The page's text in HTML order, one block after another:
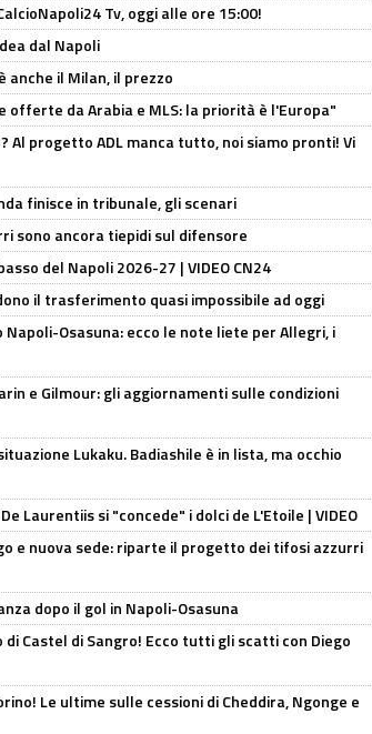
Tv, oggi alle ore 15:00!
dal Napoli
anche il Milan, il prezzo
offerte da Arabia e MLS: la priorità è l'Europa"
Al progetto ADL manca tutto, noi siamo pronti! Vi
finisce in tribunale, gli scenari
sono ancora tiepidi sul difensore
del Napoli 2026-27 | VIDEO CN24
il trasferimento quasi impossibile ad oggi
Osasuna: ecco le note liete per Allegri, i
e Gilmour: gli aggiornamenti sulle condizioni
Lukaku. Badiashile è in lista, ma occhio
Laurentiis si "concede" i dolci de L'Etoile | VIDEO
e nuova sede: riparte il progetto dei tifosi azzurri
dopo il gol in Napoli-Osasuna
Castel di Sangro! Ecco tutti gli scatti con Diego
Le ultime sulle cessioni di Cheddira, Ngonge e